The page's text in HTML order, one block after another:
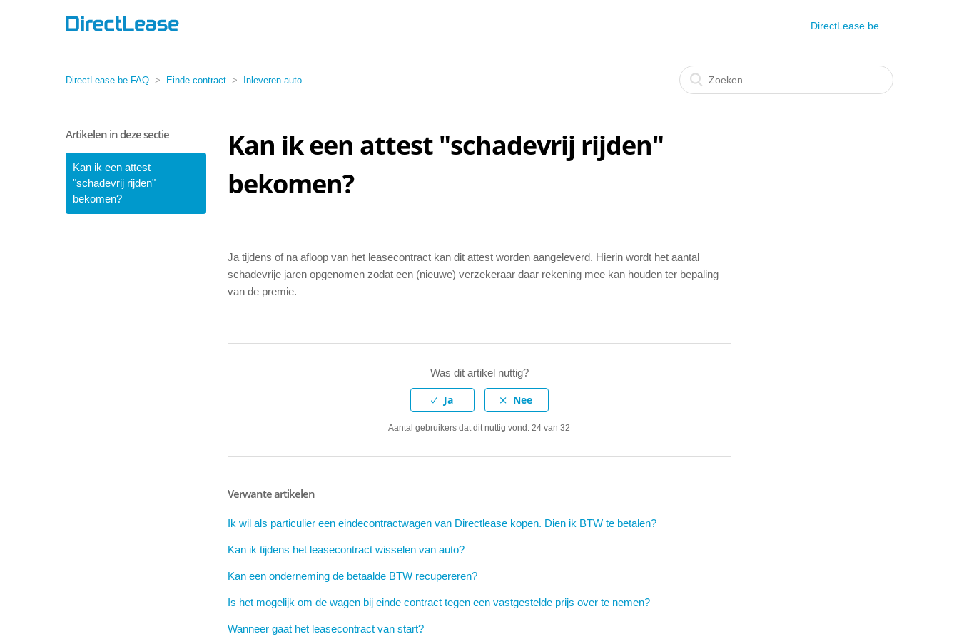
DirectLease.be
DirectLease.be FAQ Einde contract Inleveren auto
Artikelen in deze sectie
Kan ik een attest
"schadevrij rijden"
bekomen?
Kan ik een attest "schadevrij rijden"
bekomen?
Ja tijdens of na afloop van het leasecontract kan dit attest worden aangeleverd. Hierin wordt het aantal
schadevrije jaren opgenomen zodat een (nieuwe) verzekeraar daar rekening mee kan houden ter bepaling
van de premie.
Was dit artikel nuttig?
Aantal gebruikers dat dit nuttig vond: 24 van 32
Verwante artikelen
Ik wil als particulier een eindecontractwagen van Directlease kopen. Dien ik BTW te betalen?
Kan ik tijdens het leasecontract wisselen van auto?
Kan een onderneming de betaalde BTW recupereren?
Is het mogelijk om de wagen bij einde contract tegen een vastgestelde prijs over te nemen?
Wanneer gaat het leasecontract van start?